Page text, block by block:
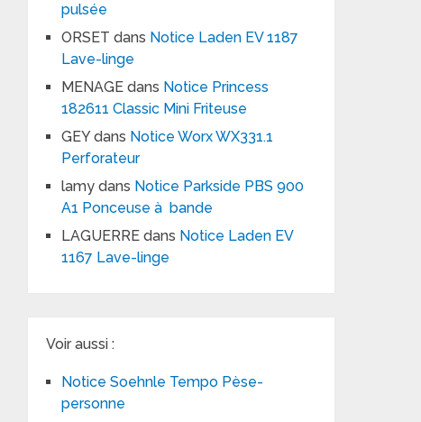
pulsée
ORSET dans Notice Laden EV 1187
Lave-linge
MENAGE dans Notice Princess
182611 Classic Mini Friteuse
GEYdans Notice Worx WX331.1
Perforateur
lamy dans Notice Parkside PBS 900
A1 Ponceuse à bande
LAGUERRE dans Notice Laden EV
1167 Lave-linge
Voir aussi :
Notice Soehnle Tempo Pèse-
personne